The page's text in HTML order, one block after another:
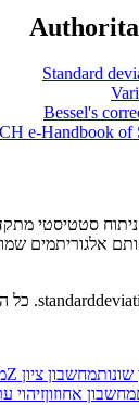
Standard
Bessel's
e-Handbook of
סטטיסטי
אלגוריתמים
מחשבון ציון Z
מחשבון אחוזוןזיהוי